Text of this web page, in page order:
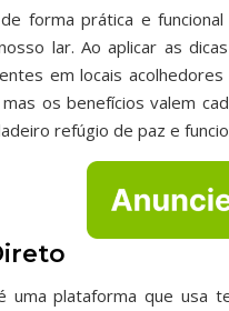
forma prática e
lar. Ao aplicar as
em locais
os benefícios valem
refúgio de paz e
uma plataforma que usa